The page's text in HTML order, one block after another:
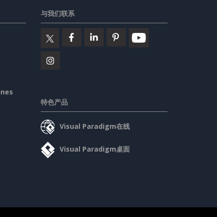
与我们联系
特色产品
Visual Paradigm在线
Visual Paradigm桌面